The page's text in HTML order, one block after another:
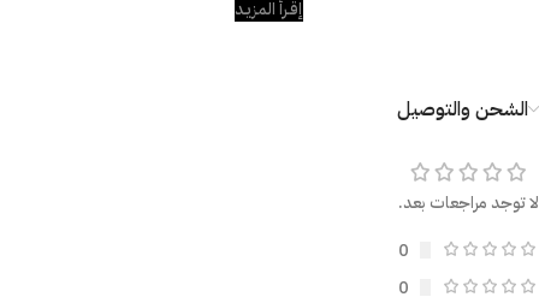
إقـرأ المزيـد
الشحن والتوصيل
لا توجد مراجعات بعد.
0
0